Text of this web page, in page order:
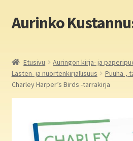
Siirry
navigointiin
Siirry
sisältöön
Aurinko
Yritys
Yhteystiedot
Etusivu Auringon kirja- ja
Lasten- ja nuortenkirjallisuus
Puuha-,
Charley Harper’s Birds -tarrakirja